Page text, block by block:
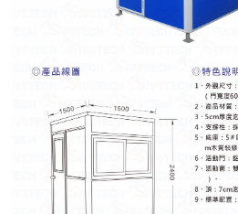
電動遮陽簾系列
監控系統系列
影視對講整合系統系列
數位看板系列